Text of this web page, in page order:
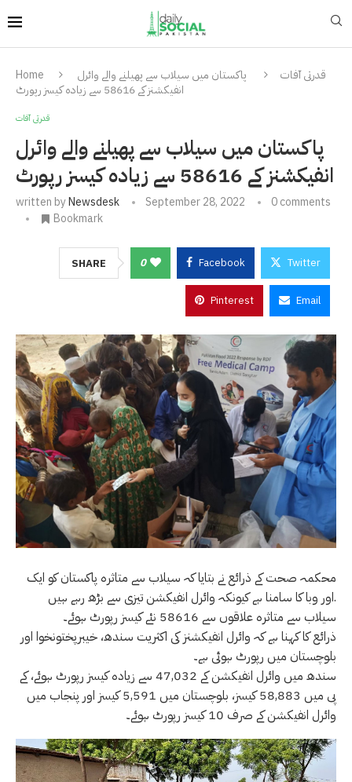
Home قدرتی آفات
پاکستان میں سیلاب سے پھیلنے والے وائرل
انفیکشنز کے 58616 سے زیادہ کیسز رپورٹ
قدرتی آفات
پاکستان میں سیلاب سے پھیلنے والے وائرل
انفیکشنز کے 58616 سے زیادہ کیسز رپورٹ
written byNewsdesk September 28, 2022
0 comments
Bookmark
SHARE 0 Facebook Twitter
Pinterest Email
محکمہ صحت کے ذرائع نے بتایا کہ سیلاب سے متاثرہ پاکستان کو ایک
اور وبا کا سامنا ہے کیونکہ وائرل انفیکشن تیزی سے بڑھ رہے ہیں.
سیلاب سے متاثرہ علاقوں سے 58616 نئے کیسز رپورٹ ہوئے۔
ذرائع کا کہنا ہے کہ وائرل انفیکشنز کی اکثریت سندھ، خیبرپختونخوا اور
بلوچستان میں رپورٹ ہوئی ہے۔
سندھ میں وائرل انفیکشن کے 47,032 سے زیادہ کیسز رپورٹ ہوئے، کے
پی میں 58,883 کیسز، بلوچستان میں 5,591 کیسز اور پنجاب میں
وائرل انفیکشن کے صرف 10 کیسز رپورٹ ہوئے۔